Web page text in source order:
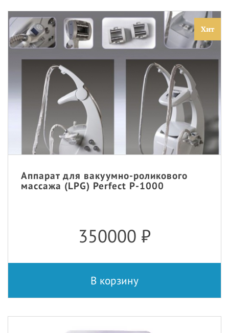
Хит
Аппарат для вакуумно-роликового
массажа (LPG) Perfect P-1000
350000 ₽
В корзину